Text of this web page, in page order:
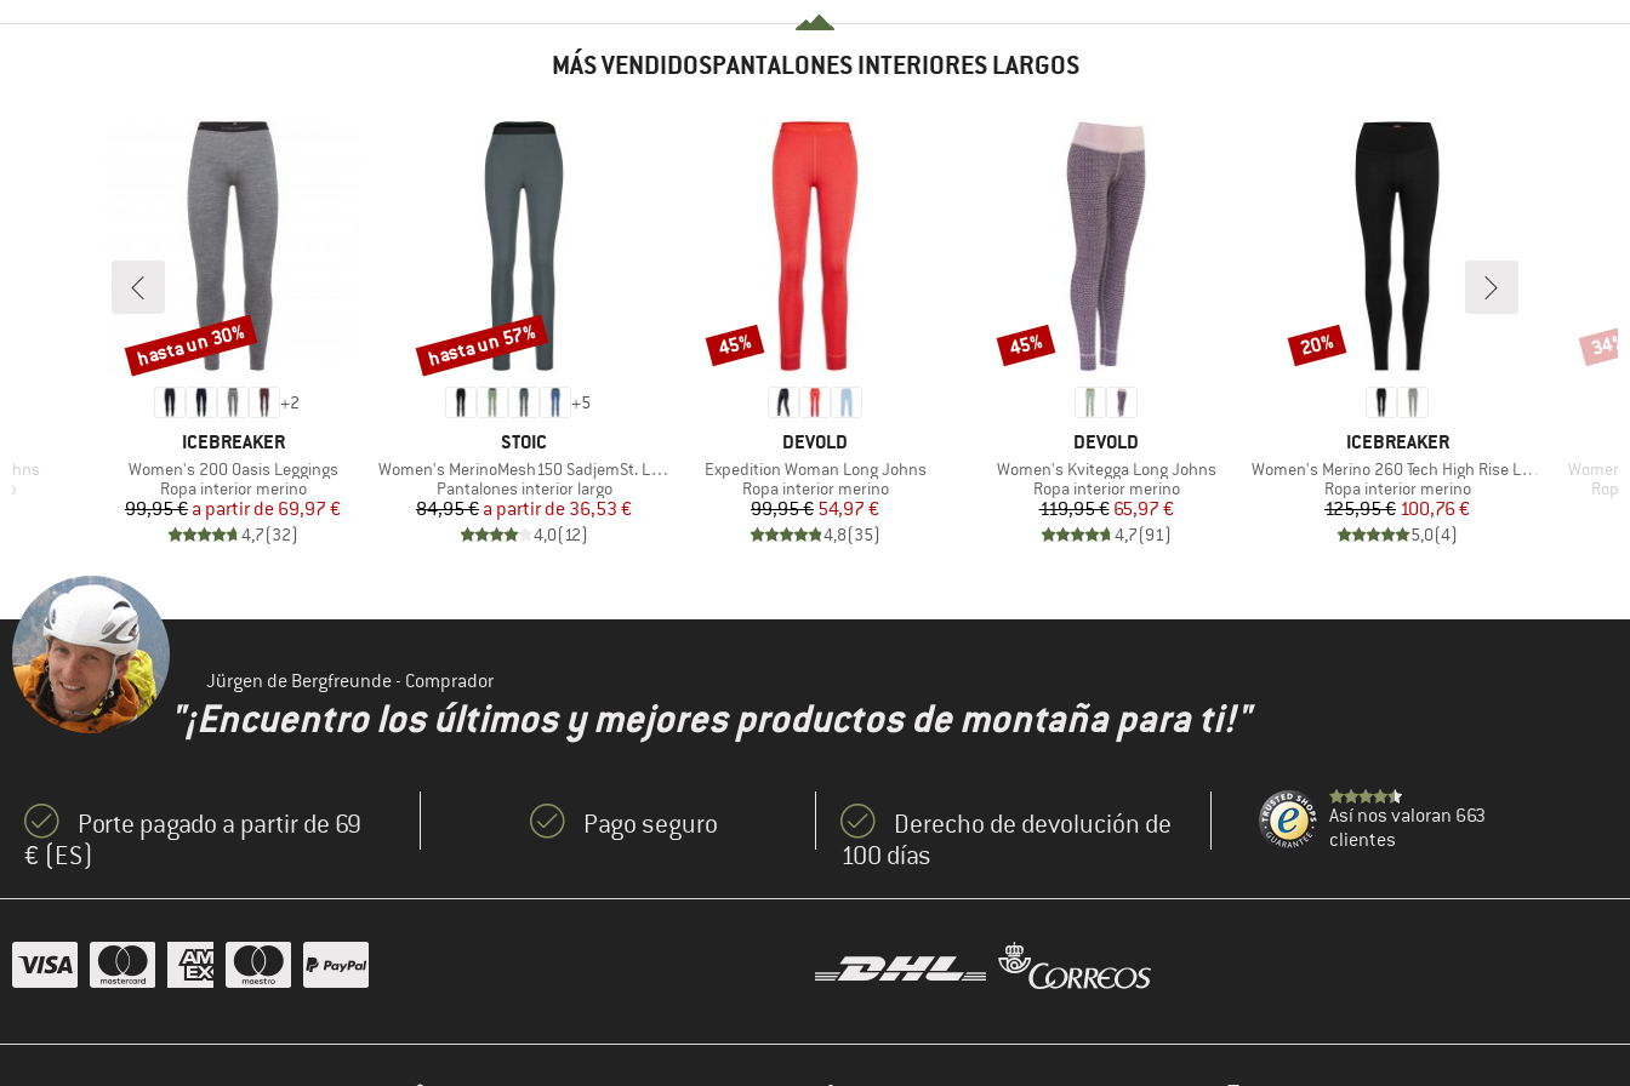
MÁS VENDIDOSPANTALONES INTERIORES LARGOS
+2
MARCA
ICEBREAKER
Artículo
Women's 200 Oasis Leggings
Product group
Ropa interior merino
Precio
99,95 € Precio reducido
a partir de 69,97 €
4,7(32)
Descuento
hasta un 30%
+5
MARCA
STOIC
Artículo
Women's MerinoMesh150 SadjemSt. Long Pants
Product group
Pantalones interior largo
Precio
84,95 € Precio reducido
a partir de 36,53 €
4,0(12)
Descuento
hasta un 57%
MARCA
DEVOLD
Artículo
Expedition Woman Long Johns
Product group
Ropa interior merino
Precio
99,95 €Precio reducido
54,97 €
4,8(35)
Descuento
45%
MARCA
DEVOLD
Artículo
Women's Kvitegga Long Johns
Product group
Ropa interior merino
Precio
119,95 €Precio reducido
65,97 €
4,7(91)
Descuento
45%
MARCA
ICEBREAKER
Artículo
Women's Merino 260 Tech High Rise Leggings
Product group
Ropa interior merino
Precio
125,95 €Precio reducido
100,76 €
5,0(4)
Descuento
20%
Artículo
34%
Jürgen de Bergfreunde - Comprador
"¡Encuentro los últimos y mejores productos de montaña para ti!"
Porte pagado a partir de 69
€ (ES)
Pago seguro
Derecho de devolución de
100 días
Así nos valoran 663
clientes